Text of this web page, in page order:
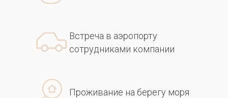
Встреча в аэропорту
сотрудниками компании
Проживание на берегу моря